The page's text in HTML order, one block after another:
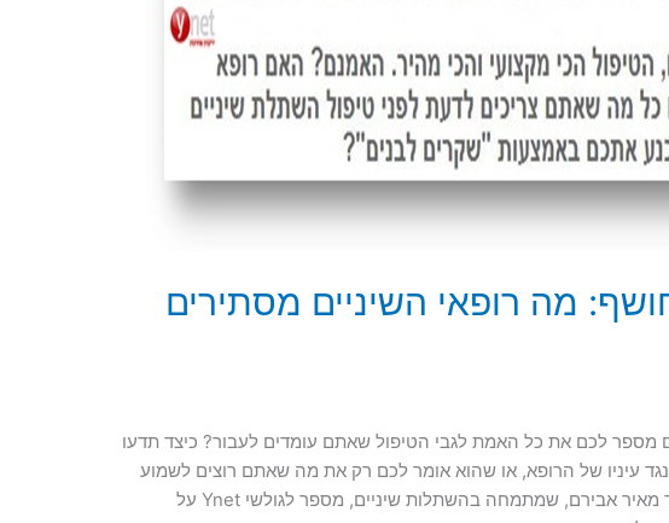
מה רופאי השיניים מסתירים
מספר לכם את כל האמת לגבי הטיפול שאתם עומדים לעבור? כיצד תדעו
עיניו של הרופא, או שהוא אומר לכם רק את מה שאתם רוצים לשמוע
בתור מעין שקר לבן? דוקטור מאיר אבירם, שמתמחה בהשתלות שיניים, מספר לגולשי Ynet על